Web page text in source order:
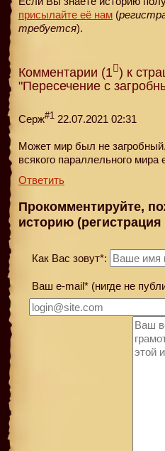
присылайте её нам (
требуется).
Комментарии (1 ) к
"Пересечение с
Серж#1 22.07.2021 02:31
Может мир был не
всякого параллельного
Ответить
Прокомментируйте,
историю
Как Вас зовут*:
Ваш e-mail* (нигде не